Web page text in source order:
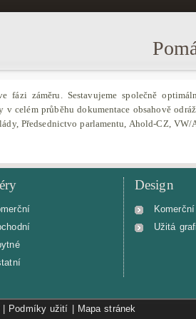
fázi záměru. Sestavujeme společně
celém průběhu dokumentace obsahově
Předsednictvo parlamentu, Ahold-CZ,
Design
Komerční
Užitá
Podmíky užití Mapa stránek